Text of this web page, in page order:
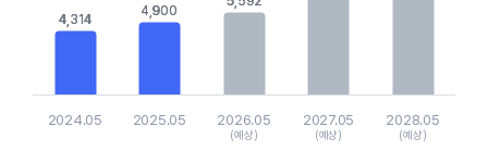
The chart has 1 Y axis displaying values. Data ranges from
4,314
4,314
4,900
4,900
2024.05 2025.05 2026.05
(예상)
2027.05
(예상)
2028.05
(예상)